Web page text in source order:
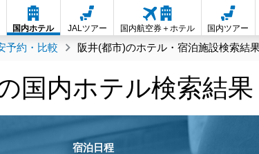
国内ホテル JALツアー 国内航空券＋ホテル 国内ツアー
予約・比較 阪井(都市)のホテル・宿泊施設検索結
国内ホテル検索結果
宿泊日程